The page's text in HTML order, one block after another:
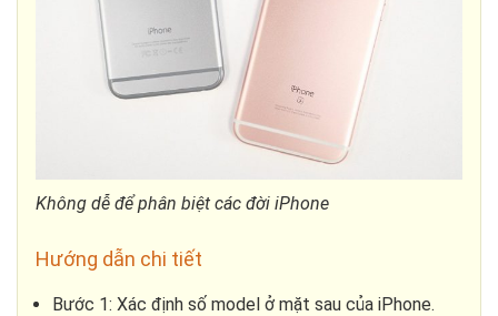
Không dễ để phân biệt các đời iPhone
Hướng dẫn chi tiết
Bước 1: Xác định số model ở mặt sau của iPhone.